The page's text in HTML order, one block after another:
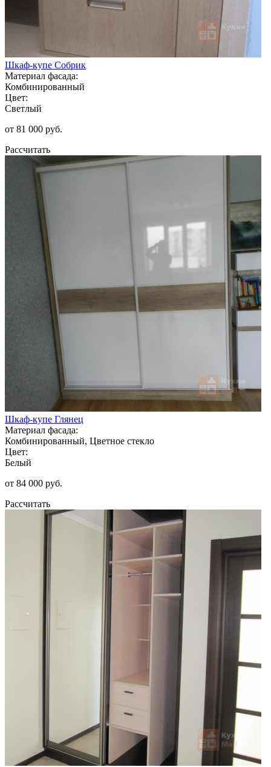
Шкаф-купе Собрик
Материал фасада:
Комбинированный
Цвет:
Светлый
от 81 000 руб.
Рассчитать
Шкаф-купе Глянец
Материал фасада:
Комбинированный, Цветное стекло
Цвет:
Белый
от 84 000 руб.
Рассчитать